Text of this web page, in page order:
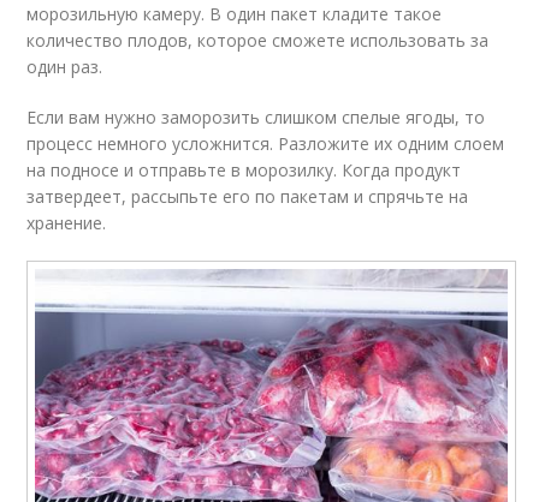
морозильную камеру. В один пакет кладите такое
количество плодов, которое сможете использовать за
один раз.
Если вам нужно заморозить слишком спелые ягоды, то
процесс немного усложнится. Разложите их одним слоем
на подносе и отправьте в морозилку. Когда продукт
затвердеет, рассыпьте его по пакетам и спрячьте на
хранение.